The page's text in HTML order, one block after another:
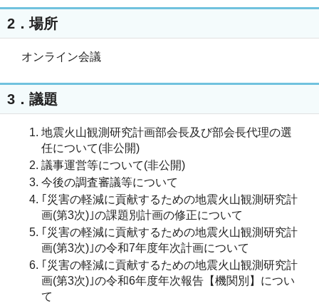
2．場所
オンライン会議
3．議題
地震火山観測研究計画部会長及び部会長代理の選
任について(非公開)
議事運営等について(非公開)
今後の調査審議等について
｢災害の軽減に貢献するための地震火山観測研究計
画(第3次)｣の課題別計画の修正について
｢災害の軽減に貢献するための地震火山観測研究計
画(第3次)｣の令和7年度年次計画について
｢災害の軽減に貢献するための地震火山観測研究計
画(第3次)｣の令和6年度年次報告【機関別】につい
て